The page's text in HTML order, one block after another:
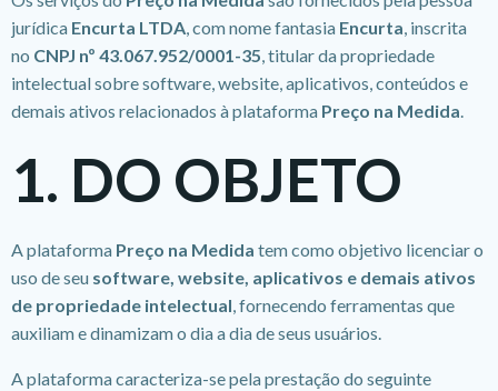
jurídica Encurta LTDA, com nome fantasia Encurta, inscrita
no CNPJ nº 43.067.952/0001-35, titular da propriedade
intelectual sobre software, website, aplicativos, conteúdos e
demais ativos relacionados à plataforma Preço na Medida.
1. DO OBJETO
A plataforma Preço na Medida tem como objetivo licenciar o
uso de seu software, website, aplicativos e demais ativos
de propriedade intelectual, fornecendo ferramentas que
auxiliam e dinamizam o dia a dia de seus usuários.
A plataforma caracteriza-se pela prestação do seguinte